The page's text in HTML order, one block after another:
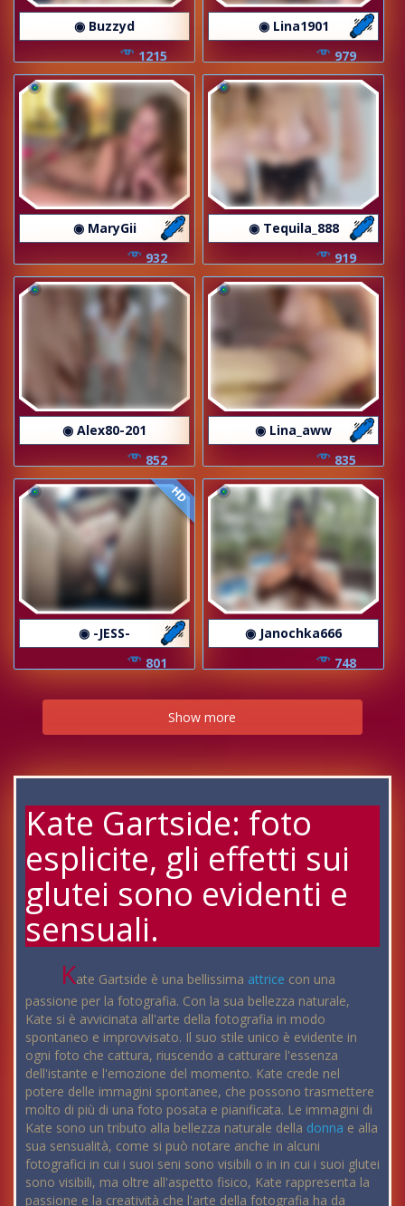
◉ Buzzyd
1215
◉ Lina1901
979
◉ MaryGii
932
◉ Tequila_888
919
◉ Alex80-201
852
◉ Lina_aww
835
HD
◉ -JESS-
801
◉ Janochka666
748
Show more
Kate Gartside: foto
esplicite, gli effetti sui
glutei sono evidenti e
sensuali.
Kate Gartside è una bellissima attrice con una
passione per la fotografia. Con la sua bellezza naturale,
Kate si è avvicinata all'arte della fotografia in modo
spontaneo e improvvisato. Il suo stile unico è evidente in
ogni foto che cattura, riuscendo a catturare l'essenza
dell'istante e l'emozione del momento. Kate crede nel
potere delle immagini spontanee, che possono trasmettere
molto di più di una foto posata e pianificata. Le immagini di
Kate sono un tributo alla bellezza naturale della donna e alla
sua sensualità, come si può notare anche in alcuni
fotografici in cui i suoi seni sono visibili o in in cui i suoi glutei
sono visibili, ma oltre all'aspetto fisico, Kate rappresenta la
passione e la creatività che l'arte della fotografia ha da